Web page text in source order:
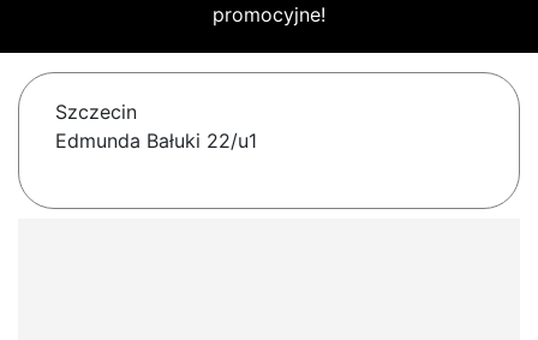
promocyjne!
Szczecin
Edmunda Bałuki 22/u1